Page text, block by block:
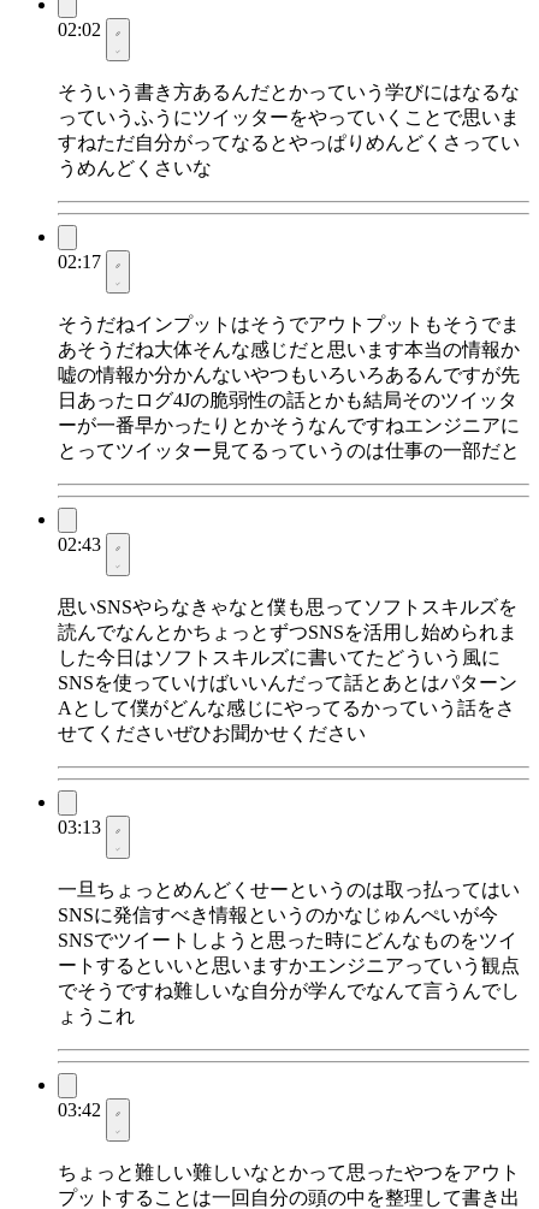
02:02
そういう書き方あるんだとかっていう学びにはなるな
っていうふうにツイッターをやっていくことで思いま
すねただ自分がってなるとやっぱりめんどくさってい
うめんどくさいな
02:17
そうだねインプットはそうでアウトプットもそうでま
あそうだね大体そんな感じだと思います本当の情報か
嘘の情報か分かんないやつもいろいろあるんですが先
日あったログ4Jの脆弱性の話とかも結局そのツイッタ
ーが一番早かったりとかそうなんですねエンジニアに
とってツイッター見てるっていうのは仕事の一部だと
02:43
思いSNSやらなきゃなと僕も思ってソフトスキルズを
読んでなんとかちょっとずつSNSを活用し始められま
した今日はソフトスキルズに書いてたどういう風に
SNSを使っていけばいいんだって話とあとはパターン
Aとして僕がどんな感じにやってるかっていう話をさ
せてくださいぜひお聞かせください
03:13
一旦ちょっとめんどくせーというのは取っ払ってはい
SNSに発信すべき情報というのかなじゅんぺいが今
SNSでツイートしようと思った時にどんなものをツイ
ートするといいと思いますかエンジニアっていう観点
でそうですね難しいな自分が学んでなんて言うんでし
ょうこれ
03:42
ちょっと難しい難しいなとかって思ったやつをアウト
プットすることは一回自分の頭の中を整理して書き出